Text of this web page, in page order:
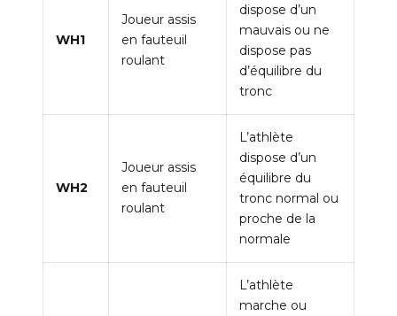
WH1
Joueur assis
en fauteuil
roulant
dispose d’un
mauvais ou ne
dispose pas
d’équilibre du
tronc
WH2
Joueur assis
en fauteuil
roulant
L’athlète
dispose d’un
équilibre du
tronc normal ou
proche de la
normale
L’athlète
marche ou